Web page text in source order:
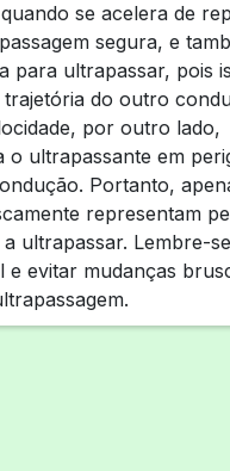
se acelera de
segura, e
para ultrapassar, pois
do outro
por outro lado,
ultrapassante em
Portanto,
representam
ultrapassar. Lembre-
e evitar mudanças